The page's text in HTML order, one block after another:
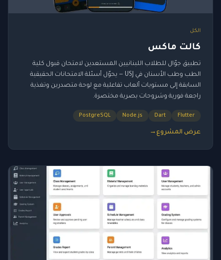
الكل
كالت ماكس
تطبيق جوّال للطلاب اللبنانيين المستعدين لامتحان قبول كلية
الطب وطب الأسنان في USJ — يحوّل أسئلة الامتحانات الحقيقية
السابقة إلى مستويات ألعاب تفاعلية مع لوحة متصدرين وتغذية
راجعة فورية وشروحات بصرية مختصرة.
Flutter
Dart
Node.js
PostgreSQL
عرض المشروع →